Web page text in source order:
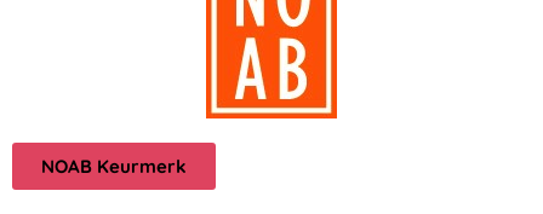
NOAB Keurmerk